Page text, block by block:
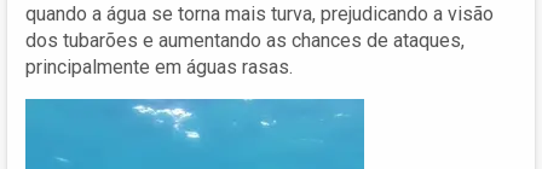
quando a água se torna mais turva, prejudicando a visão
dos tubarões e aumentando as chances de ataques,
principalmente em águas rasas.